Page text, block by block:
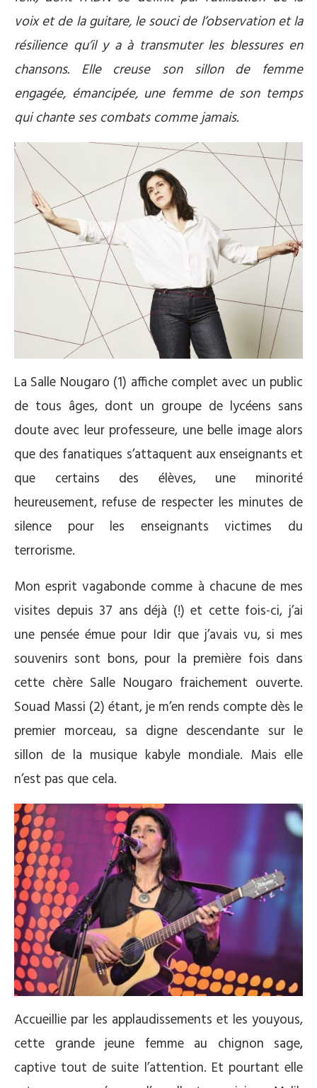
voix et de la guitare, le souci de l’observation et la
résilience qu’il y a à transmuter les blessures en
chansons. Elle creuse son sillon de femme
engagée, émancipée, une femme de son temps
qui chante ses combats comme jamais.
La Salle Nougaro (1) affiche complet avec un public
de tous âges, dont un groupe de lycéens sans
doute avec leur professeure, une belle image alors
que des fanatiques s’attaquent aux enseignants et
que certains des élèves, une minorité
heureusement, refuse de respecter les minutes de
silence pour les enseignants victimes du
terrorisme.
Mon esprit vagabonde comme à chacune de mes
visites depuis 37 ans déjà (!) et cette fois-ci, j’ai
une pensée émue pour Idir que j’avais vu, si mes
souvenirs sont bons, pour la première fois dans
cette chère Salle Nougaro fraichement ouverte.
Souad Massi (2) étant, je m’en rends compte dès le
premier morceau, sa digne descendante sur le
sillon de la musique kabyle mondiale. Mais elle
n’est pas que cela.
Accueillie par les applaudissements et les youyous,
cette grande jeune femme au chignon sage,
captive tout de suite l’attention. Et pourtant elle